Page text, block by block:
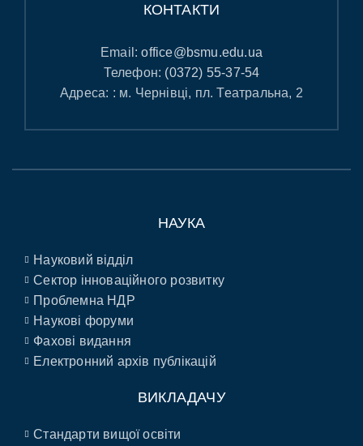
КОНТАКТИ
Email:office@bsmu.edu.ua
Телефон: (0372) 55-37-54
Адреса: : м. Чернівці, пл. Театральна, 2
НАУКА
Науковий відділ
Сектор інноваційного розвитку
Проблемна НДР
Наукові форуми
Фахові видання
Електронний архів публікацій
ВИКЛАДАЧУ
Стандарти вищої освіти